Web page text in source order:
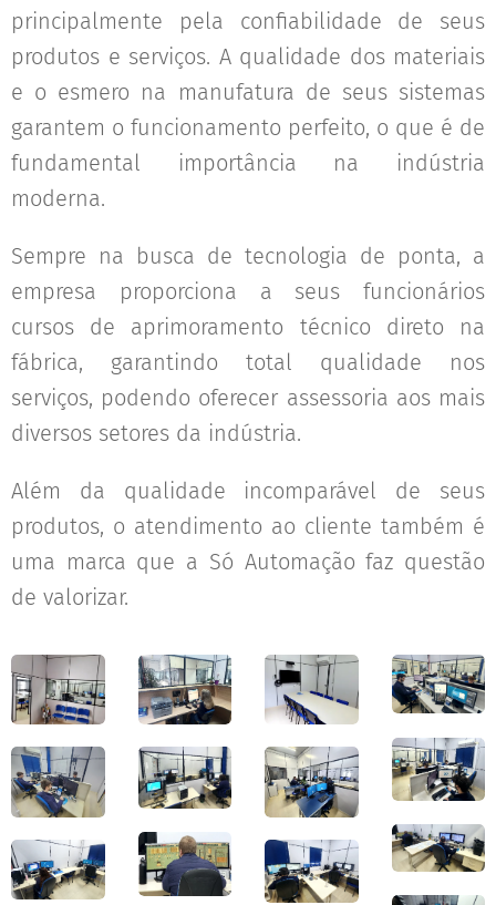
principalmente pela confiabilidade de seus
produtos e serviços. A qualidade dos materiais
e o esmero na manufatura de seus sistemas
garantem o funcionamento perfeito, o que é de
fundamental importância na indústria
moderna.
Sempre na busca de tecnologia de ponta, a
empresa proporciona a seus funcionários
cursos de aprimoramento técnico direto na
fábrica, garantindo total qualidade nos
serviços, podendo oferecer assessoria aos mais
diversos setores da indústria.
Além da qualidade incomparável de seus
produtos, o atendimento ao cliente também é
uma marca que a Só Automação faz questão
de valorizar.